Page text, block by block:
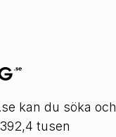
kan du söka och
tusen